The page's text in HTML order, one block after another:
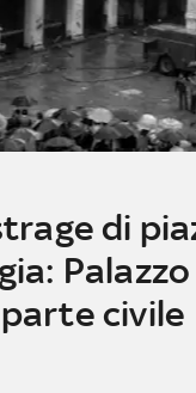
di
Palazzo
civile